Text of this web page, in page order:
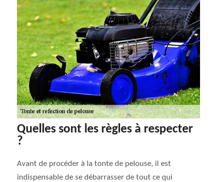
Quelles sont les règles à respecter
?
Avant de procéder à la tonte de pelouse, il est
indispensable de se débarrasser de tout ce qui